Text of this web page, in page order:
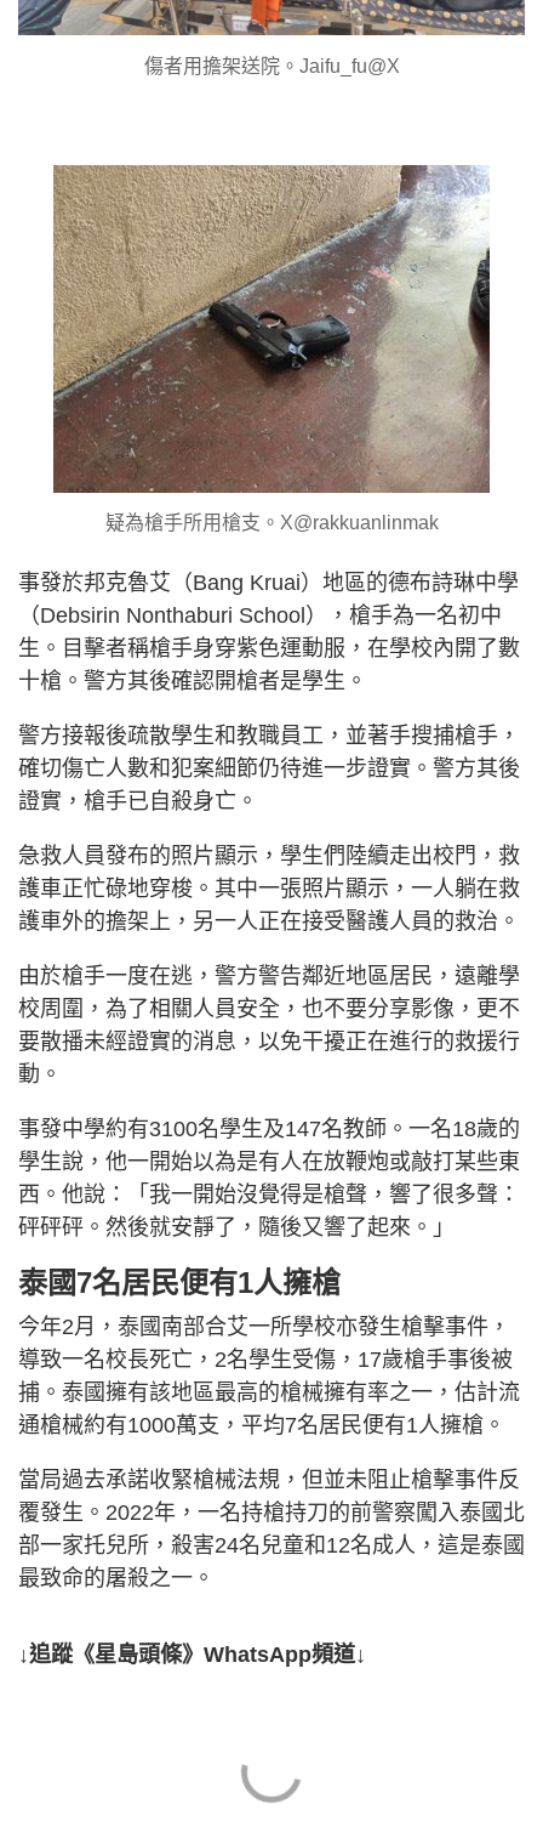
傷者用擔架送院。Jaifu_fu@X
疑為槍手所用槍支。X@rakkuanlinmak
事發於邦克魯艾（Bang Kruai）地區的德布詩琳中學
（Debsirin Nonthaburi School），槍手為一名初中
生。目擊者稱槍手身穿紫色運動服，在學校內開了數
十槍。警方其後確認開槍者是學生。
警方接報後疏散學生和教職員工，並著手搜捕槍手，
確切傷亡人數和犯案細節仍待進一步證實。警方其後
證實，槍手已自殺身亡。
急救人員發布的照片​​顯示，學生們陸續走出校門，救
護車正忙碌地穿梭。其中一張照片顯示，一人躺在救
護車外的擔架上，另一人正在接受醫護人員的救治。
由於槍手一度在逃，警方警告鄰近地區居民，遠離學
校周圍，為了相關人員安全，也不要分享影像，更不
要散播未經證實的消息，以免干擾正在進行的救援行
動。
事發中學約有3100名學生及147名教師。一名18歲的
學生說，他一開始以為是有人在放鞭炮或敲打某些東
西。他說：「我一開始沒覺得是槍聲，響了很多聲：
砰砰砰。然後就安靜了，隨後又響了起來。」
泰國7名居民便有1人擁槍
今年2月，泰國南部合艾一所學校亦發生槍擊事件，
導致一名校長死亡，2名學生受傷，17歲槍手事後被
捕。泰國擁有該地區最高的槍械擁有率之一，估計流
通槍械約有1000萬支，平均7名居民便有1人擁槍。
當局過去承諾收緊槍械法規，但並未阻止槍擊事件反
覆發生。2022年，一名持槍持刀的前警察闖入泰國北
部一家托兒所，殺害24名兒童和12名成人，這是泰國
最致命的屠殺之一。
↓追蹤《星島頭條》WhatsApp頻道↓